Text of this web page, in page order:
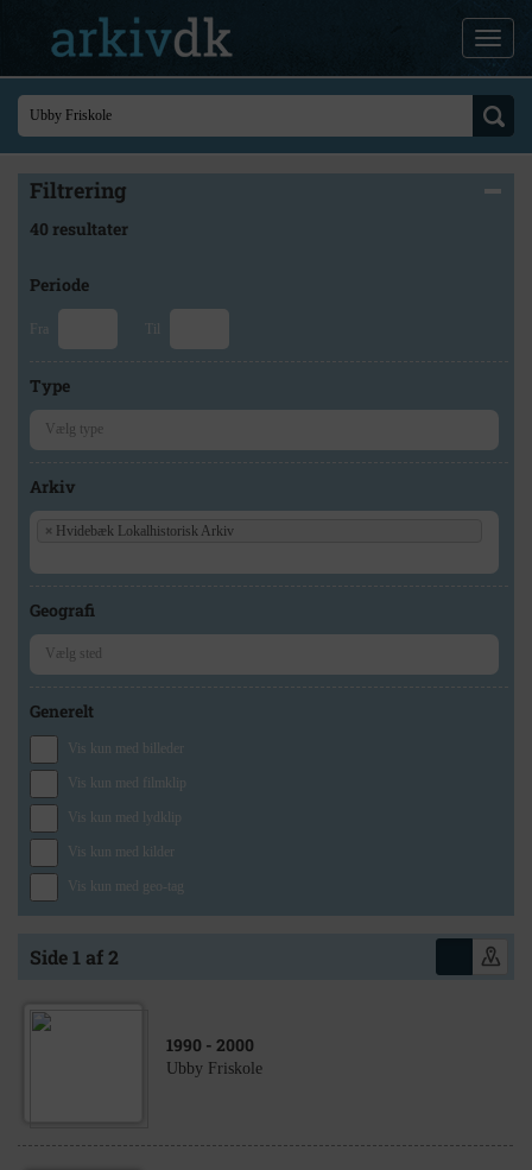
Filtrering
40 resultater
Periode
Fra Til
Type
Arkiv
× Hvidebæk Lokalhistorisk Arkiv
Geografi
Generelt
Vis kun med billeder
Vis kun med filmklip
Vis kun med lydklip
Vis kun med kilder
Vis kun med geo-tag
Side 1 af 2
1990 - 2000
Ubby Friskole